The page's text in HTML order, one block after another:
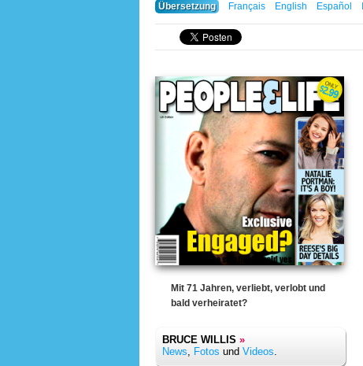
Übersetzung
Français English Español
Mit 71 Jahren, verliebt, verlobt und
bald verheiratet?
BRUCE WILLIS »
News, Fotos und Videos.